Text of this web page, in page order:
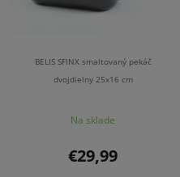
BELIS SFINX smaltovaný pekáč
dvojdielny 25x16 cm
Na sklade
€29,99